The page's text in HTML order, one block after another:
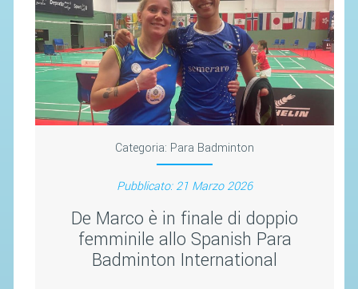
Categoria: Para Badminton
Pubblicato: 21 Marzo 2026
De Marco è in finale di doppio
femminile allo Spanish Para
Badminton International
CARTE FEDERALI
ATTI UFFICIALI
TUTELA DELLA SALUTE -
ANTIDOPING
COMUNICAZIONE E MARKETING
CONTATTI
AVVISI E BANDI
CIRCOLARI
RESPONSABILITÀ SOCIALE
SAFEGUARDING